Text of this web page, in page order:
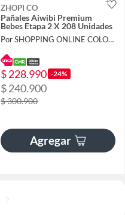
ZHOPI CO
Pañales Aiwibi Premium
Bebes Etapa 2 X 208 Unidades
Por SHOPPING ONLINE COLOMBIA SAS
$ 228.990 -24%
$ 240.900
$ 300.900
Agregar